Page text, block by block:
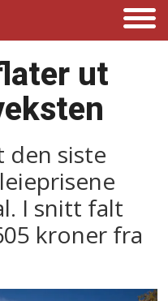
ut
den siste
I snitt falt
kroner fra